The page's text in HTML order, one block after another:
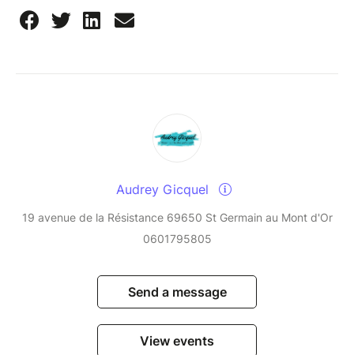
Audrey Gicquel
19 avenue de la Résistance 69650 St Germain au Mont d'Or
0601795805
Send a message
View events